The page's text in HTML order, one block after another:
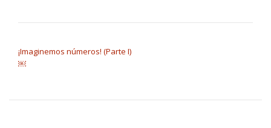
¡Imaginemos números! (Parte I)
￼